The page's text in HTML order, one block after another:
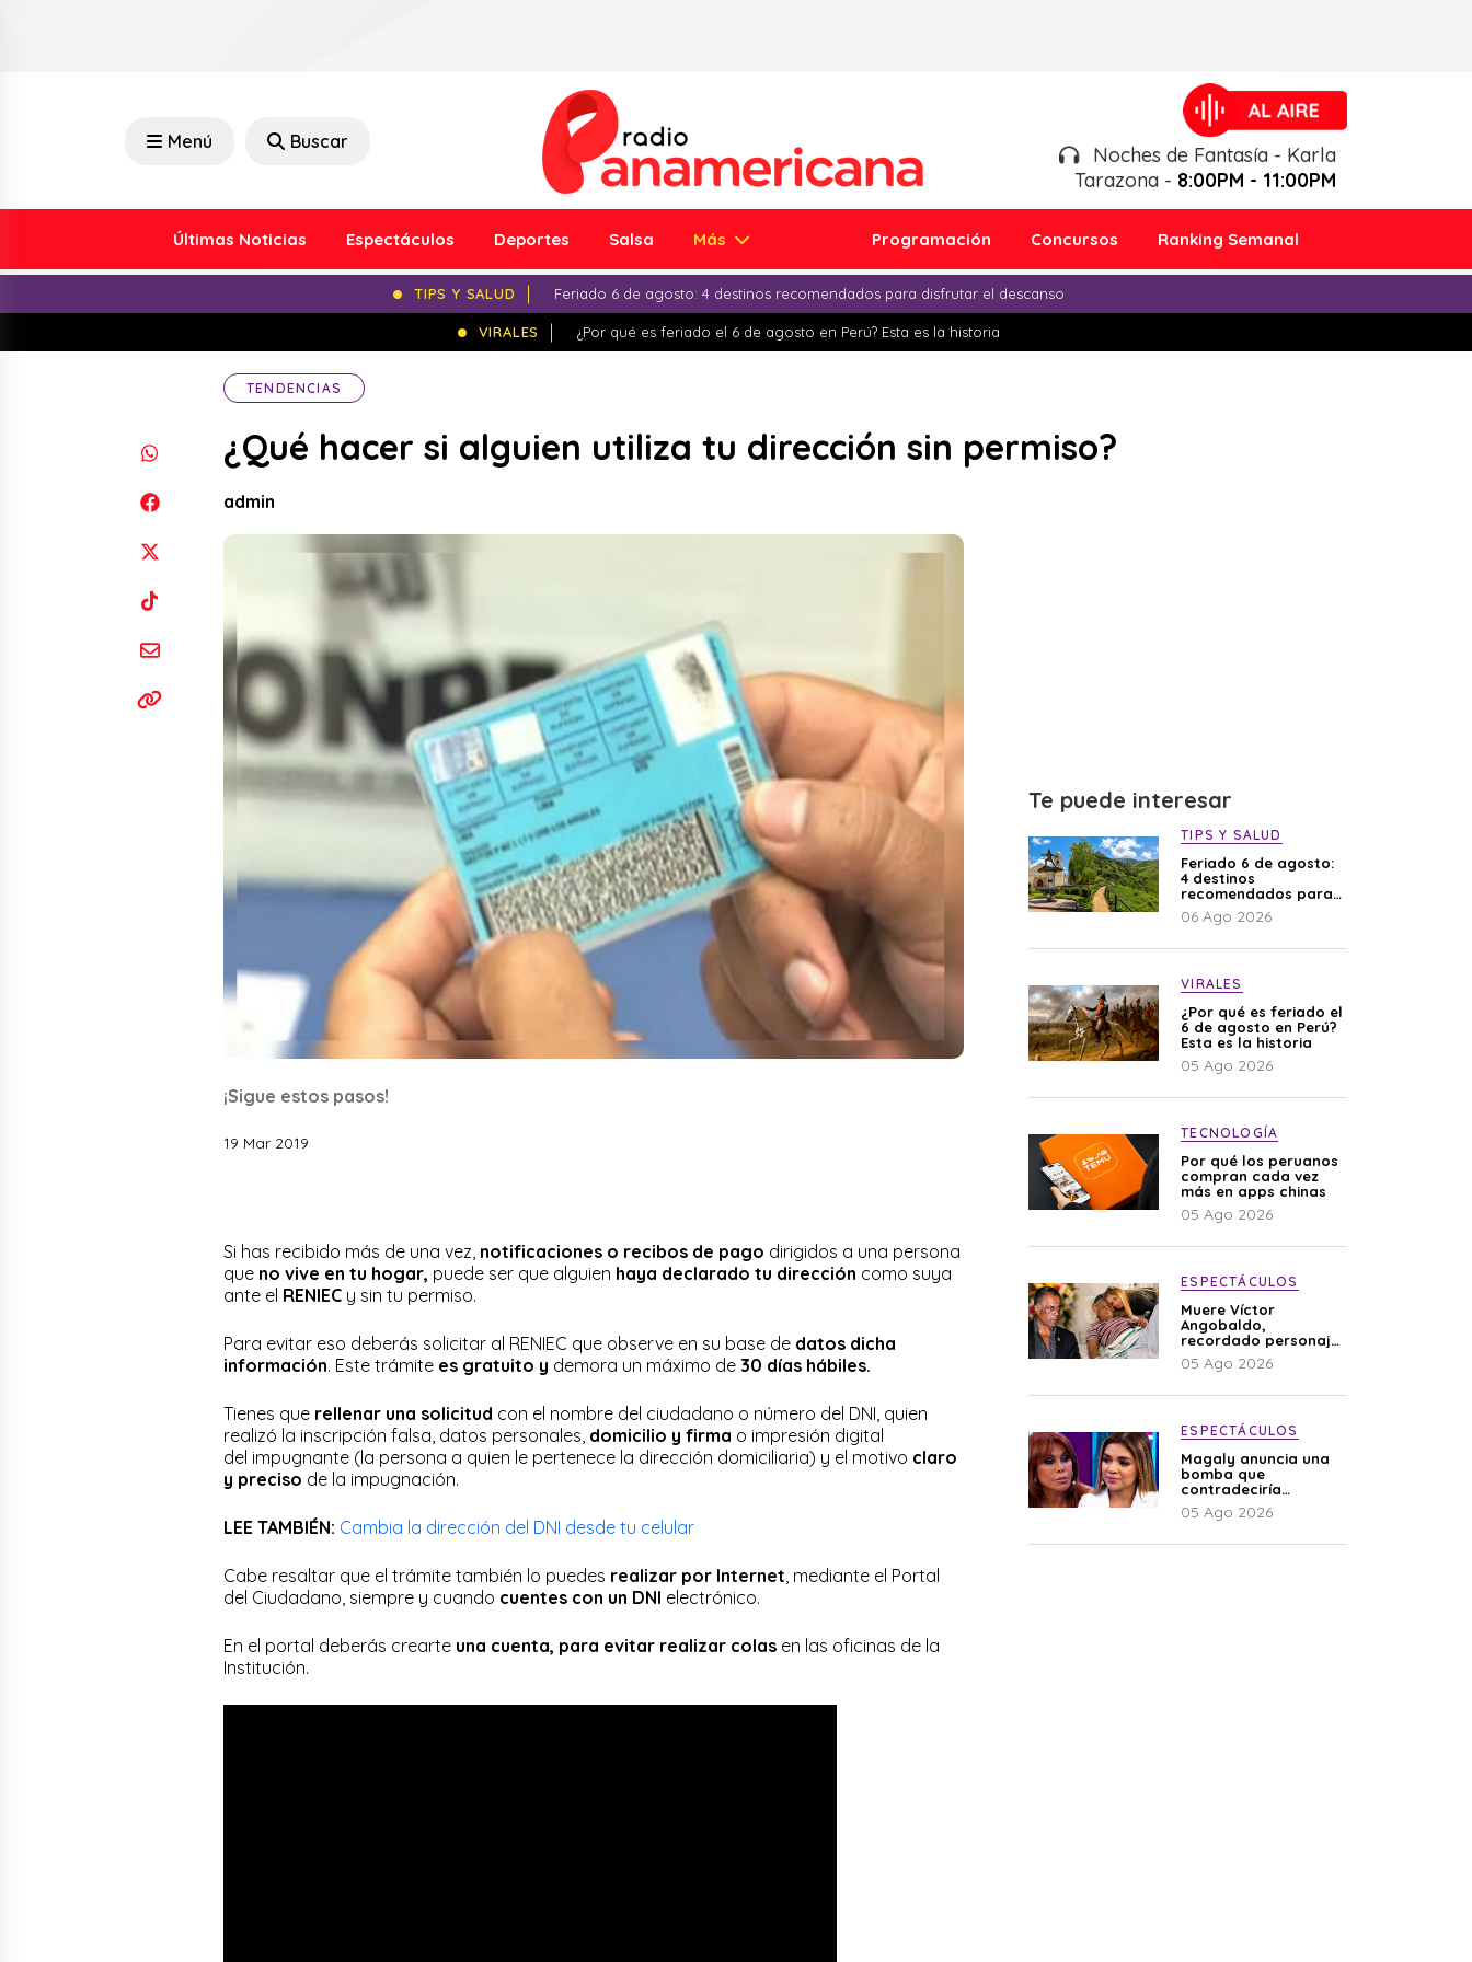
Menú Buscar
Noches de Fantasía - Karla
Tarazona - 8:00PM - 11:00PM
Últimas Noticias Espectáculos Deportes Salsa Más Programación Concursos Ranking Semanal
TIPS Y SALUD Feriado 6 de agosto: 4 destinos recomendados para disfrutar el descanso
VIRALES ¿Por qué es feriado el 6 de agosto en Perú? Esta es la historia
TENDENCIAS
¿Qué hacer si alguien utiliza tu dirección sin permiso?
admin
¡Sigue estos pasos!
19 Mar 2019
Si has recibido más de una vez, notificaciones o recibos de pago dirigidos a una persona
que no vive en tu hogar, puede ser que alguien haya declarado tu dirección como suya
ante el RENIEC y sin tu permiso.
Para evitar eso deberás solicitar al RENIEC que observe en su base de datos dicha
información. Este trámite es gratuito y demora un máximo de 30 días hábiles.
Tienes que rellenar una solicitud con el nombre del ciudadano o número del DNI, quien
realizó la inscripción falsa, datos personales, domicilio y firma o impresión digital
del impugnante (la persona a quien le pertenece la dirección domiciliaria) y el motivo claro
y preciso de la impugnación.
LEE TAMBIÉN: Cambia la dirección del DNI desde tu celular
Cabe resaltar que el trámite también lo puedes realizar por Internet , mediante el Portal
del Ciudadano, siempre y cuando cuentes con un DNI electrónico.
En el portal deberás crearte una cuenta, para evitar realizar colas en las oficinas de la
Institución.
Te puede interesar
TIPS Y SALUD
Feriado 6 de agosto:
4 destinos
recomendados para
disfrutar el descanso
06 Ago 2026
VIRALES
¿Por qué es feriado el
6 de agosto en Perú?
Esta es la historia
05 Ago 2026
TECNOLOGÍA
Por qué los peruanos
compran cada vez
más en apps chinas
05 Ago 2026
ESPECTÁCULOS
Muere Víctor
Angobaldo,
recordado personaje
de la farándula y
expareja de Shirley
05 Ago 2026
ESPECTÁCULOS
Magaly anuncia una
bomba que
contradeciría
comunicado de La
Bella Luz: “Hay un
05 Ago 2026